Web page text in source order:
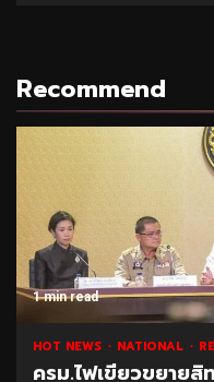
Recommend
1 min read
HOT NEWS NATIONAL
ครม.ไฟเขียวขยาย